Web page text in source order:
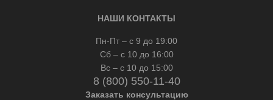
НАШИ КОНТАКТЫ
Пн-Пт – с 9 до 19:00
Сб – с 10 до 16:00
Вс – с 10 до 15:00
8 (800) 550-11-40
Заказать консультацию